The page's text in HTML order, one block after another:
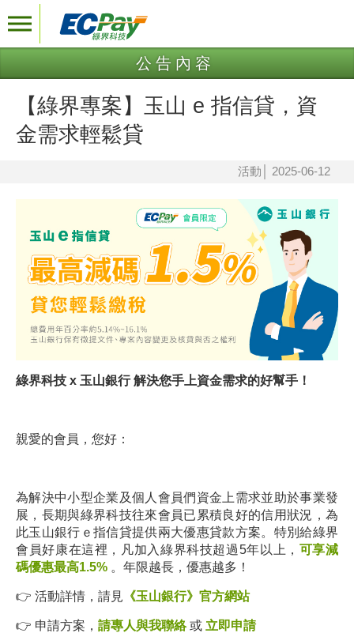
公告內容
【綠界專案】玉山 e 指信貸，資
金需求輕鬆貸
活動 2025-06-12
綠界科技 x 玉山銀行 解決您手上資金需求的好幫手！
親愛的會員，您好：
為解決中小型企業及個人會員們資金上需求並助於事業發
展，長期與綠界科技往來會員已累積良好的信用狀況，為
此玉山銀行ｅ指信貸提供兩大優惠貸款方案。特別給綠界
會員好康在這裡，凡加入綠界科技超過5年以上， 可享減
碼優惠最高1.5% 。年限越長，優惠越多！
👉 活動詳情，請見 《玉山銀行》官方網站
👉 申請方案， 請專人與我聯絡或 立即申請